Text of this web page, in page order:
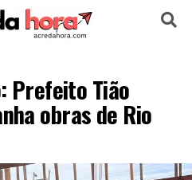
MUNDO
Prefeito Tião
obras de Rio